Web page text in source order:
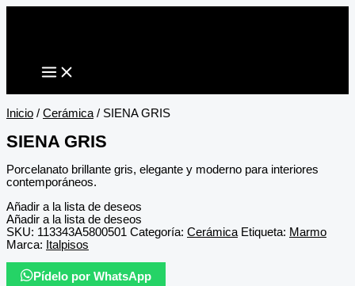
Ir
Inicio / Cerámica / SIENA GRIS
SIENA GRIS
Porcelanato brillante gris, elegante y moderno para interiores
contemporáneos.
Añadir a la lista de deseos
Añadir a la lista de deseos
SKU: 113343A5800501 Categoría: Cerámica Etiqueta: Marmo
Marca: Italpisos
Pídelo por WhatsApp